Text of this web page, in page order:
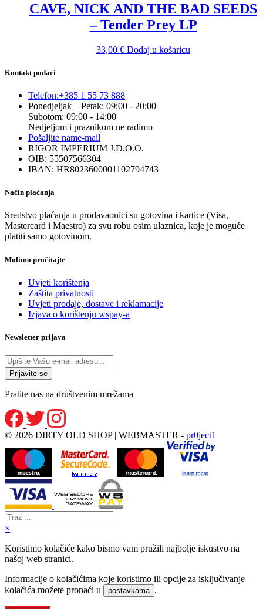
CAVE, NICK AND THE BAD SEEDS
– Tender Prey LP
33,00 € Dodaj u košaricu
Kontakt podaci
Telefon:+385 1 55 73 888
Ponedjeljak – Petak: 09:00 - 20:00
Subotom: 09:00 - 14:00
Nedjeljom i praznikom ne radimo
Pošaljite name-mail
RIGOR IMPERIUM J.D.O.O.
OIB: 55507566304
IBAN: HR8023600001102794743
Način plaćanja
Sredstvo plaćanja u prodavaonici su gotovina i kartice (Visa,
Mastercard i Maestro) za svu robu osim ulaznica, koje je moguće
platiti samo gotovinom.
Molimo pročitajte
Uvjeti korištenja
Zaštita privatnosti
Uvjeti prodaje, dostave i reklamacije
Izjava o korištenju wspay-a
Newsletter prijava
Pratite nas na društvenim mrežama
© 2026 DIRTY OLD SHOP | WEBMASTER - pr0ject1
×
Koristimo kolačiće kako bismo vam pružili najbolje iskustvo na
našoj web stranici.
Informacije o kolačićima koje koristimo ili opcije za isključivanje
kolačića možete pronaći u
postavkama .